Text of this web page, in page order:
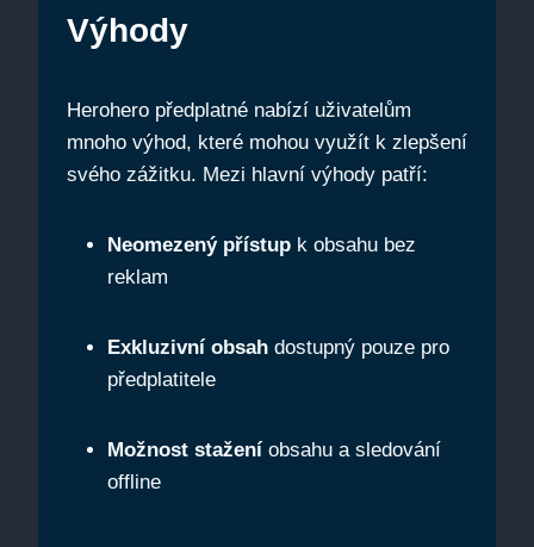
Výhody
Herohero předplatné nabízí uživatelům
mnoho výhod, které mohou využít k zlepšení
svého zážitku. Mezi hlavní výhody patří:
Neomezený přístup k obsahu bez
reklam
Exkluzivní obsah dostupný pouze pro
předplatitele
Možnost stažení obsahu a sledování
offline